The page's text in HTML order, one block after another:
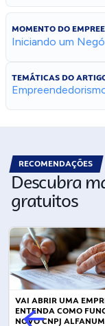
MOMENTO DO
Iniciando um
TEMÁTICAS DO
RECOMENDAÇÕES
Descubra
gratuitos
VAI ABRIR UMA
ENTENDA COMO
NOVO CNPJ